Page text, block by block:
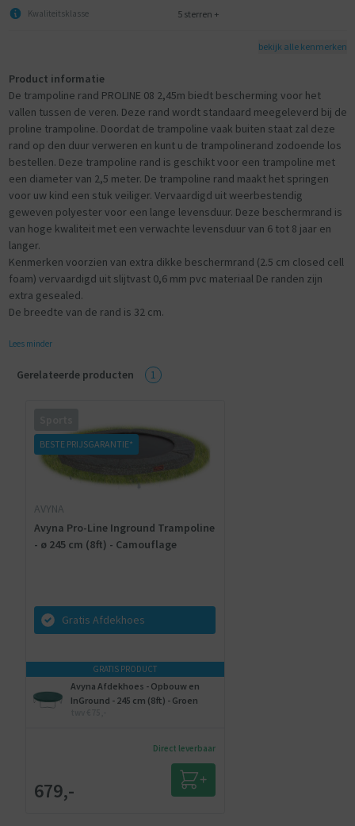
Kwaliteitsklasse 5 sterren +
bekijk alle kenmerken
Product informatie
De trampoline rand PROLINE 08 2,45m biedt bescherming voor het
vallen tussen de veren. Deze rand wordt standaard meegeleverd bij de
proline trampoline. Doordat de trampoline vaak buiten staat zal deze
rand op den duur verweren en kunt u de trampolinerand zodoende los
bestellen. Deze trampoline rand is geschikt voor een trampoline met
een diameter van 2,5 meter. De trampoline rand maakt het springen
voor uw kind een stuk veiliger. Vervaardigd uit weerbestendig
geweven polyester voor een lange levensduur. Deze beschermrand is
van hoge kwaliteit met een verwachte levensduur van 6 tot 8 jaar en
langer.
Kenmerken voorzien van extra dikke beschermrand (2.5 cm closed cell
foam) vervaardigd uit slijtvast 0,6 mm pvc materiaal De randen zijn
extra gesealed.
De breedte van de rand is 32 cm.
Lees minder
Gerelateerde producten 1
BESTE PRIJSGARANTIE*
AVYNA
Avyna Pro-Line Inground Trampoline
- ø 245 cm (8ft) - Camouflage
Gratis Afdekhoes
GRATIS PRODUCT
Avyna Afdekhoes - Opbouw en
InGround - 245 cm (8ft) - Groen
679,-
Direct leverbaar